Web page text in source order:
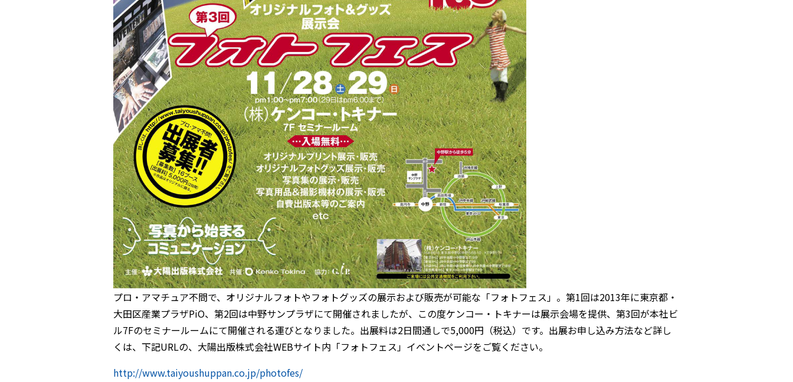
プロ・アマチュア不問で、オリジナルフォトやフォトグッズの展示および販売が可能な「フォトフェス」。第1回は2013年に東京都・
大田区産業プラザPiO、第2回は中野サンプラザにて開催されましたが、この度ケンコー・トキナーは展示会場を提供、第3回が本社ビ
ル7Fのセミナールームにて開催される運びとなりました。出展料は2日間通しで5,000円（税込）です。出展お申し込み方法など詳し
くは、下記URLの、大陽出版株式会社WEBサイト内「フォトフェス」イベントページをご覧ください。
http://www.taiyoushuppan.co.jp/photofes/